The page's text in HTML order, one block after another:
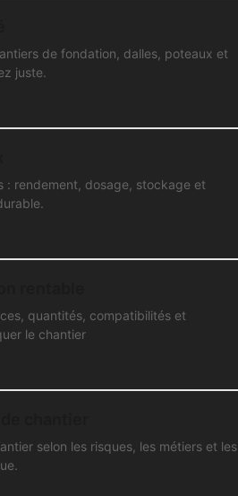
de fondation, dalles, poteaux et
juste.
: rendement, dosage, stockage et
quantités, compatibilités et
le chantier
selon les risques, les métiers et les